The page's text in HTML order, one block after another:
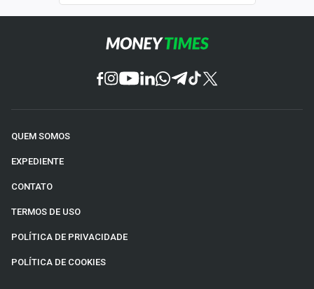
Especiais
Internacional
Conteúdo de Marca
QUEM SOMOS
EXPEDIENTE
CONTATO
TERMOS DE USO
POLÍTICA DE PRIVACIDADE
POLÍTICA DE COOKIES